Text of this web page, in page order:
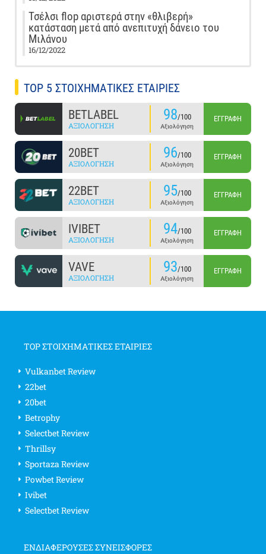
Τσέλσι flop αριστερά στην «θλιβερή»
κατάσταση μετά από ανεπιτυχή δάνειο του
Μιλάνου
16/12/2022
TOP 5 ΣΤΟΙΧΗΜΑΤΙΚΕΣ ΕΤΑΙΡΙΕΣ
BETLABEL
ΑΞΙΟΛΌΓΗΣΗ
98/100
Αξιολόγηση
ΕΓΓΡΑΦΉ
20BET
ΑΞΙΟΛΌΓΗΣΗ
96/100
Αξιολόγηση
ΕΓΓΡΑΦΉ
22BET
ΑΞΙΟΛΌΓΗΣΗ
95/100
Αξιολόγηση
ΕΓΓΡΑΦΉ
IVIBET
ΑΞΙΟΛΌΓΗΣΗ
94/100
Αξιολόγηση
ΕΓΓΡΑΦΉ
VAVE
ΑΞΙΟΛΌΓΗΣΗ
93/100
Αξιολόγηση
ΕΓΓΡΑΦΉ
TOP ΣΤΟΙΧΗΜΑΤΙΚΕΣ ΕΤΑΙΡΙΕΣ
Vulkanbet Review
22bet
20bet
Betrophy
Selectbet Review
Thrillsy
Sportaza Review
Powbet Review
Ivibet
Selectbet Review
ΕΝΔΙΑΦΈΡΟΥΣΕΣ ΣΥΝΕΙΣΦΟΡΈΣ